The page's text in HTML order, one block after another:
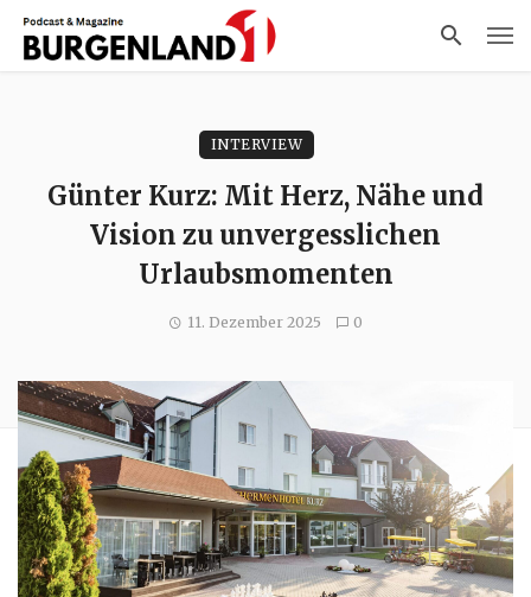
INTERVIEW
Günter Kurz: Mit Herz, Nähe und
Vision zu unvergesslichen
Urlaubsmomenten
11. Dezember 2025 0